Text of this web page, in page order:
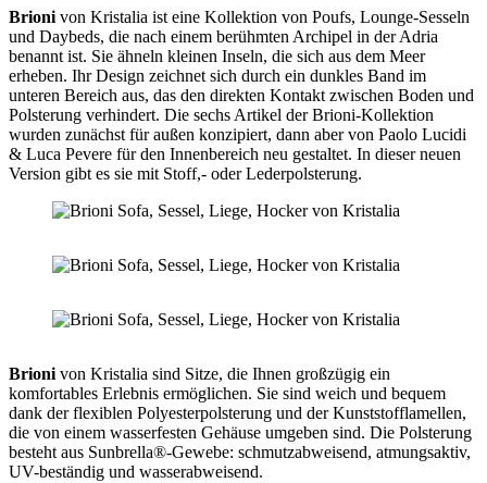
Brioni von Kristalia ist eine Kollektion von Poufs, Lounge-Sesseln
und Daybeds, die nach einem berühmten Archipel in der Adria
benannt ist. Sie ähneln kleinen Inseln, die sich aus dem Meer
erheben. Ihr Design zeichnet sich durch ein dunkles Band im
unteren Bereich aus, das den direkten Kontakt zwischen Boden und
Polsterung verhindert. Die sechs Artikel der Brioni-Kollektion
wurden zunächst für außen konzipiert, dann aber von Paolo Lucidi
& Luca Pevere für den Innenbereich neu gestaltet. In dieser neuen
Version gibt es sie mit Stoff,- oder Lederpolsterung.
Brioni von Kristalia sind Sitze, die Ihnen großzügig ein
komfortables Erlebnis ermöglichen. Sie sind weich und bequem
dank der flexiblen Polyesterpolsterung und der Kunststofflamellen,
die von einem wasserfesten Gehäuse umgeben sind. Die Polsterung
besteht aus Sunbrella®-Gewebe: schmutzabweisend, atmungsaktiv,
UV-beständig und wasserabweisend.